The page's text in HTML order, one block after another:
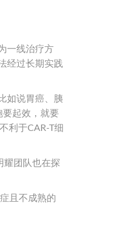
一线治疗方
经过长期实践
如说胃癌、胰
要起效，就要
利于CAR-T细
耀团队也在探
且不成熟的